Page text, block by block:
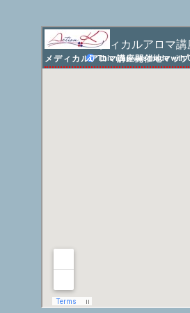
メディカルアロマ講座開催地マップ